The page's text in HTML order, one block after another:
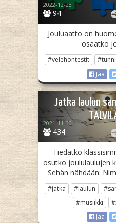
94
2022-12-23
Jouluaatto on
osaatko
#velehontestit
Jaa
Jatka laulun
434
2021-11-30
Tiedätkö
osutko joululaulujen
Sehän nähdään:
#jatka #laulun
#musiikki
Jaa